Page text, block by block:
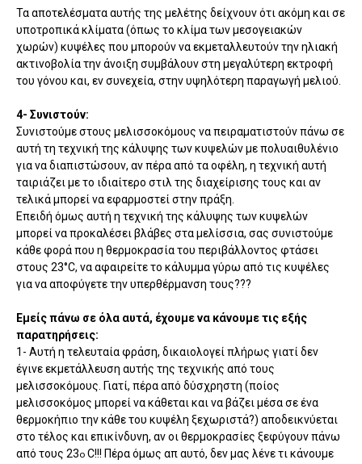
Τα αποτελέσματααυτής της μελέτης δείχνουν ότιακόμη καισε
υποτροπικάκλίματα(όπως το κλίμα των μεσογειακών
χωρών) κυψέλες που μπορούν να εκμεταλλευτούν την ηλιακή
ακτινοβολία την άνοιξη συμβάλουν στη μεγαλύτερη εκτροφή
του γόνου και, εν συνεχεία, στην υψηλότερη παραγωγή μελιού.
4- Συνιστούν:
Συνιστούμε στους μελισσοκόμους να πειραματιστούν πάνω σε
αυτή τη τεχνική της κάλυψης των κυψελών με πολυαιθυλένιο
για να διαπιστώσουν, αν πέρα από τα οφέλη, η τεχνική αυτή
ταιριάζει με το ιδιαίτερο στιλ της διαχείρισης τους και αν
τελικά μπορεί να εφαρμοστεί στην πράξη.
Επειδή όμως αυτή η τεχνική της κάλυψης των κυψελών
μπορεί να προκαλέσει βλάβες στα μελίσσια, σας συνιστούμε
κάθε φορά που η θερμοκρασίατου περιβάλλοντος φτάσει
στους 23°C, νααφαιρείτε το κάλυμμαγύρω από τις κυψέλες
για νααποφύγετε την υπερθέρμανση τους???
Εμείς πάνω σε όλα αυτά, έχουμε να κάνουμε τις εξής
παρατηρήσεις:
1- Αυτή η τελευταία φράση, δικαιολογεί πλήρως γιατί δεν
έγινε εκμετάλλευση αυτής της τεχνικής από τους
μελισσοκόμους. Γιατί, πέρα από δύσχρηστη (ποίος
μελισσοκόμος μπορεί να κάθεται και να βάζει μέσα σε ένα
θερμοκήπιο την κάθε του κυψέλη ξεχωριστά?) αποδεικνύεται
στο τέλος και επικίνδυνη, αν οι θερμοκρασίες ξεφύγουν πάνω
από τους 23ο C!!! Πέρα όμως απ αυτό, δεν μας λένε τι κάνουμε